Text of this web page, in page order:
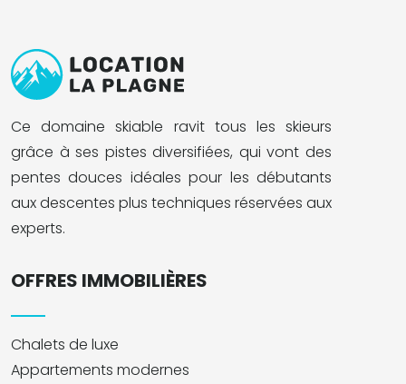
Ce domaine skiable ravit tous les skieurs
grâce à ses pistes diversifiées, qui vont des
pentes douces idéales pour les débutants
aux descentes plus techniques réservées aux
experts.
OFFRES IMMOBILIÈRES
Chalets de luxe
Appartements modernes